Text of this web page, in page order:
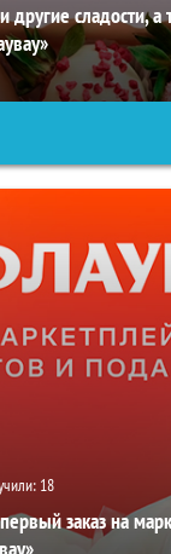
сладости, а
18
заказ на